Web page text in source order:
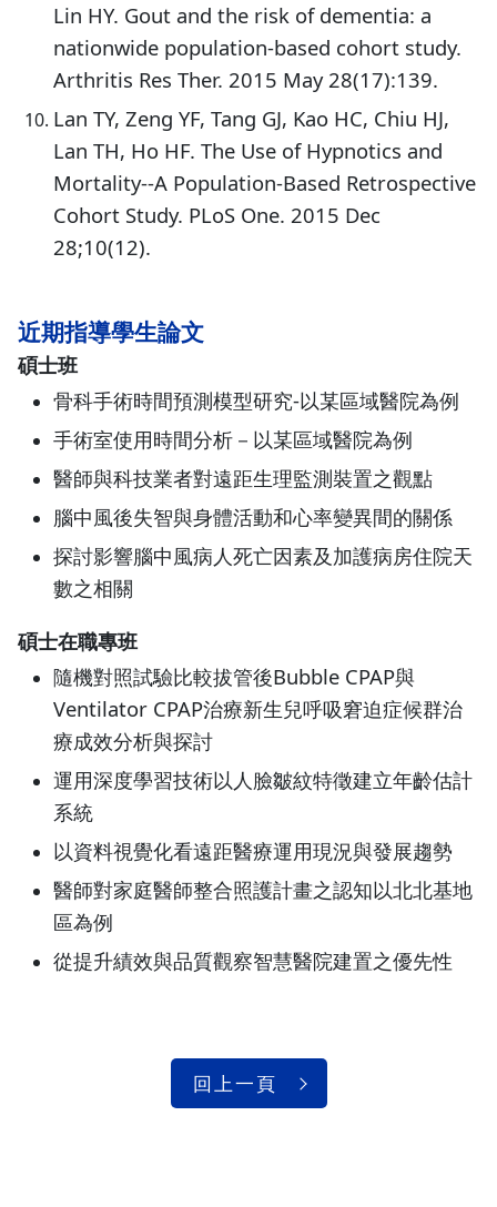
Lin HY. Gout and the risk of dementia: a
nationwide population-based cohort study.
Arthritis Res Ther. 2015 May 28(17):139.
Lan TY, Zeng YF, Tang GJ, Kao HC, Chiu HJ,
Lan TH, Ho HF. The Use of Hypnotics and
Mortality--A Population-Based Retrospective
Cohort Study. PLoS One. 2015 Dec
28;10(12).
近期指導學生論文
碩士班
骨科手術時間預測模型研究-以某區域醫院為例
手術室使用時間分析－以某區域醫院為例
醫師與科技業者對遠距生理監測裝置之觀點
腦中風後失智與身體活動和心率變異間的關係
探討影響腦中風病人死亡因素及加護病房住院天
數之相關
碩士在職專班
隨機對照試驗比較拔管後Bubble CPAP與
Ventilator CPAP治療新生兒呼吸窘迫症候群治
療成效分析與探討
運用深度學習技術以人臉皺紋特徵建立年齡估計
系統
以資料視覺化看遠距醫療運用現況與發展趨勢
醫師對家庭醫師整合照護計畫之認知以北北基地
區為例
從提升績效與品質觀察智慧醫院建置之優先性
回上一頁